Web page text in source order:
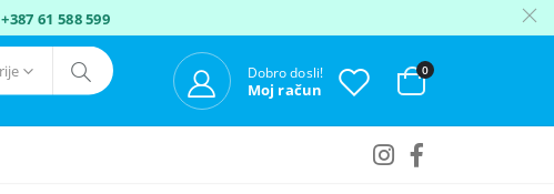
+387 61 588 599
Dobro dosli!
Moj račun
0